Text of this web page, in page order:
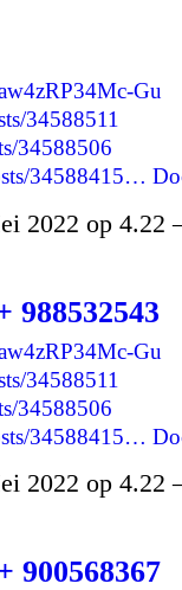
Gu
34588511
34588506
34588415…
2022 op 4.22
988532543
Gu
34588511
34588506
34588415…
2022 op 4.22
900568367